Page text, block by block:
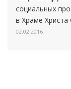
социальных
в Храме Христа
02.02.2016